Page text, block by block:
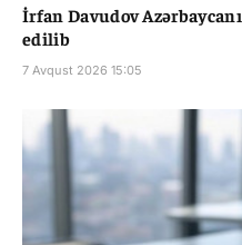
İrfan Davudov
edilib
7 Avqust 2026 15:05